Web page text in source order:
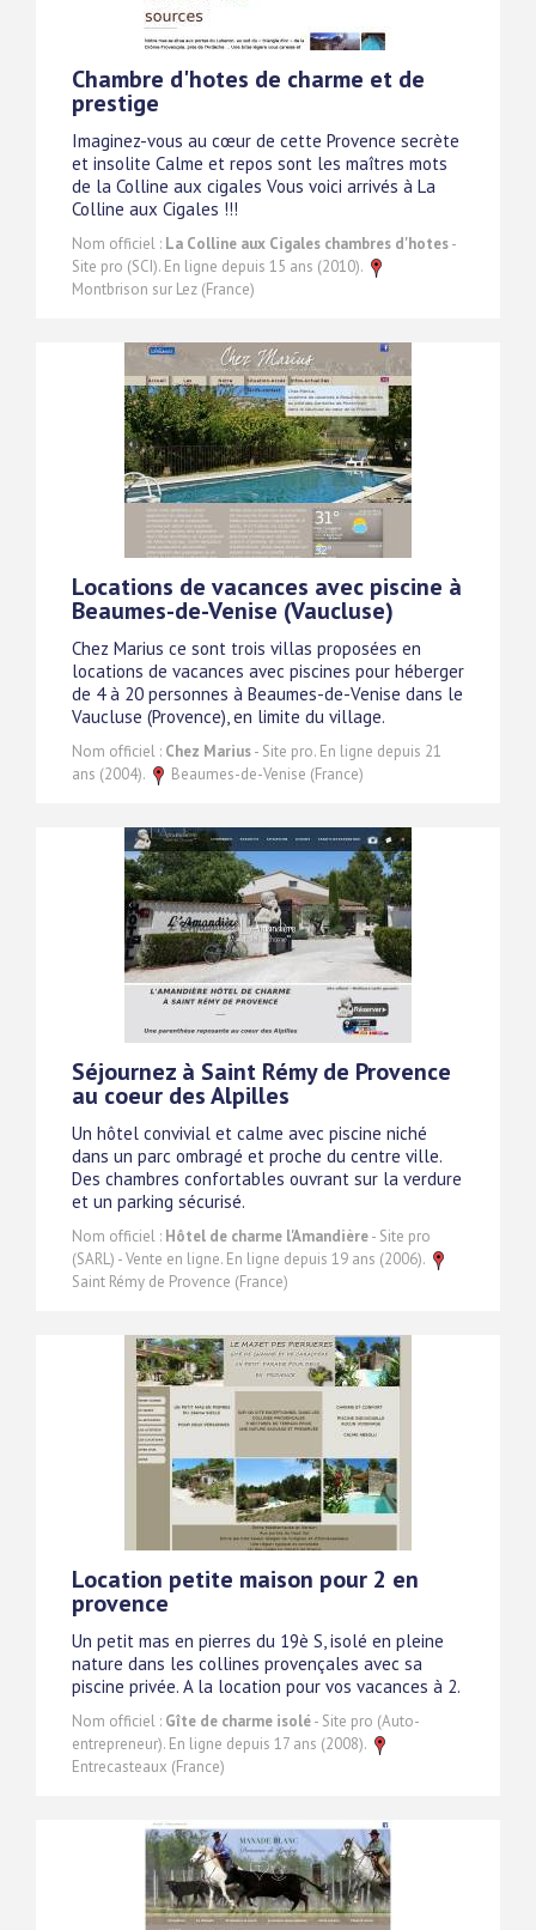
Chambre d'hotes de charme et de
prestige
Imaginez-vous au cœur de cette Provence secrète
et insolite Calme et repos sont les maîtres mots
de la Colline aux cigales Vous voici arrivés à La
Colline aux Cigales !!!
Nom officiel : La Colline aux Cigales chambres d'hotes-
Site pro (SCI). En ligne depuis 15 ans (2010).
Montbrison sur Lez (France)
Locations de vacances avec piscine à
Beaumes-de-Venise (Vaucluse)
Chez Marius ce sont trois villas proposées en
locations de vacances avec piscines pour héberger
de 4 à 20 personnes à Beaumes-de-Venise dans le
Vaucluse (Provence), en limite du village.
Nom officiel : Chez Marius- Site pro. En ligne depuis 21
ans (2004).
Beaumes-de-Venise (France)
Séjournez à Saint Rémy de Provence
au coeur des Alpilles
Un hôtel convivial et calme avec piscine niché
dans un parc ombragé et proche du centre ville.
Des chambres confortables ouvrant sur la verdure
et un parking sécurisé.
Nom officiel : Hôtel de charme l'Amandière- Site pro
(SARL) - Vente en ligne. En ligne depuis 19 ans (2006).
Saint Rémy de Provence (France)
Location petite maison pour 2 en
provence
Un petit mas en pierres du 19è S, isolé en pleine
nature dans les collines provençales avec sa
piscine privée. A la location pour vos vacances à 2.
Nom officiel : Gîte de charme isolé- Site pro (Auto-
entrepreneur). En ligne depuis 17 ans (2008).
Entrecasteaux (France)